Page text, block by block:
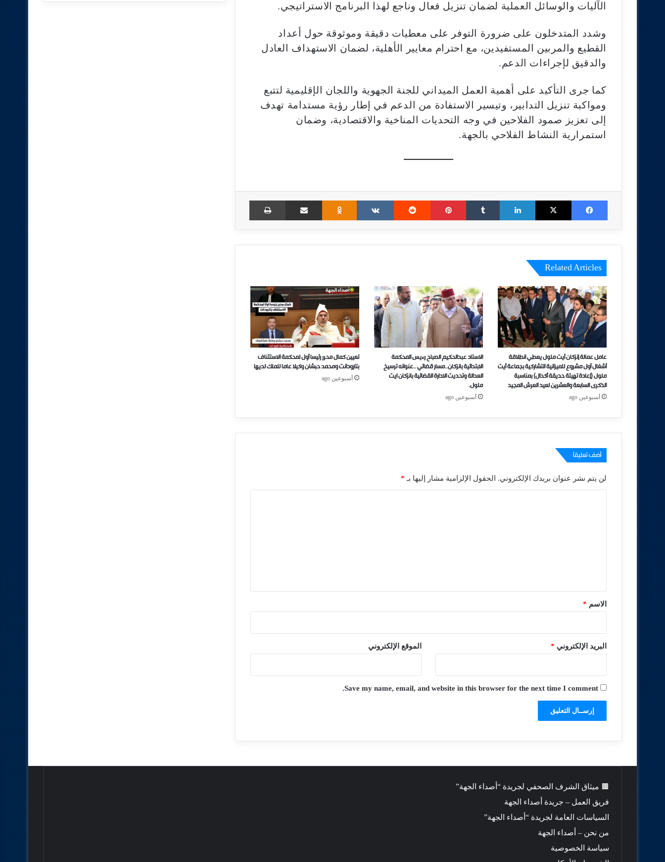
الآليات والوسائل العملية لضمان تنزيل فعال وناجع لهذا البرنامج الاستراتيجي.
وشدد المتدخلون على ضرورة التوفر على معطيات دقيقة وموثوقة حول أعداد
القطيع والمربين المستفيدين، مع احترام معايير الأهلية، لضمان الاستهداف العادل
والدقيق لإجراءات الدعم.
كما جرى التأكيد على أهمية العمل الميداني للجنة الجهوية واللجان الإقليمية لتتبع
ومواكبة تنزيل التدابير، وتيسير الاستفادة من الدعم في إطار رؤية مستدامة تهدف
إلى تعزيز صمود الفلاحين في وجه التحديات المناخية والاقتصادية، وضمان
استمرارية النشاط الفلاحي بالجهة.
Facebook
X
LinkedIn
Tumblr
Pinterest
Reddit
VKontakte
Odnoklassniki
Share via Email
Print
Related Articles
عامل عمالة إنزكان أيت ملول يعطي انطلاقة
أشغال أول مشروع للميزانية التشاركية بجماعة أيت
ملول (إعادة تهيئة حديقة أكدال) بمناسبة
الذكرى السابعة والعشرين لعيد العرش المجيد
أسبوعين ago
الاستاد عبدالحكيم الصباح رءيس المحكمة
الابتدائية بانزكان..مسار قضائي ..عنوانه ترسيخ
العدالة وتحديت الادارة القضائية بانزكان ايت
ملول.
أسبوعين ago
تعيين كمال محرر رئيسا أول لمحكمة الاستئناف
بتارودانت ومحمد حبشان وكيلا عاما للملك لديها
أسبوعين ago
أضف تعليقاً
لن يتم نشر عنوان بريدك الإلكتروني. الحقول الإلزامية مشار إليها بـ *
*الاسم *
البريد الإلكتروني * الموقع الإلكتروني
Save my name, email, and website in this browser for the next time I comment.
🟫 ميثاق الشرف الصحفي لجريدة “أصداء الجهة”
فريق العمل – جريدة أصداء الجهة
السياسات العامة لجريدة “أصداء الجهة”
من نحن – أصداء الجهة
سياسة الخصوصية